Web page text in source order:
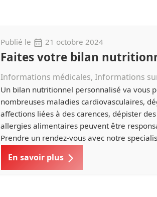
Publié le 21 octobre 2024
Faites votre bilan
Informations médicales, Informations
Un bilan nutritionnel personnalisé va vous
nombreuses maladies cardiovasculaires,
affections liées à des carences, dépister
allergies alimentaires peuvent être
Prendre un rendez-vous avec notre
En savoir plus